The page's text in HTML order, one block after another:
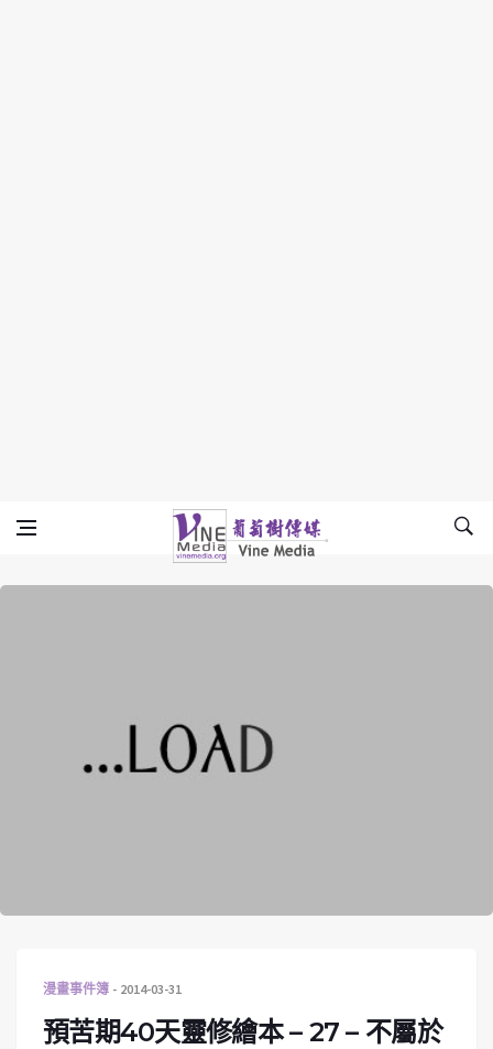
Vine Media
葡萄樹傳媒
漫畫事件簿 2014-03-31
預苦期40天靈修繪本 – 27 – 不屬於